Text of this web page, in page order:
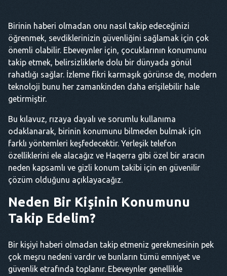
Birinin haberi olmadan onu nasıl takip edeceğinizi
öğrenmek, sevdiklerinizin güvenliğini sağlamak için çok
önemli olabilir. Ebeveynler için, çocuklarının konumunu
takip etmek, belirsizliklerle dolu bir dünyada gönül
rahatlığı sağlar. İzleme fikri karmaşık görünse de, modern
teknoloji bunu her zamankinden daha erişilebilir hale
getirmiştir.
Bu kılavuz, rızaya dayalı ve sorumlu kullanıma
odaklanarak, birinin konumunu bilmeden bulmak için
farklı yöntemleri keşfedecektir. Yerleşik telefon
özelliklerini ele alacağız ve Haqerra gibi özel bir aracın
neden kapsamlı ve gizli konum takibi için en güvenilir
çözüm olduğunu açıklayacağız.
Neden Bir Kişinin Konumunu
Takip Edelim?
Bir kişiyi haberi olmadan takip etmeniz gerekmesinin pek
çok meşru nedeni vardır ve bunların tümü emniyet ve
güvenlik etrafında toplanır. Ebeveynler genellikle